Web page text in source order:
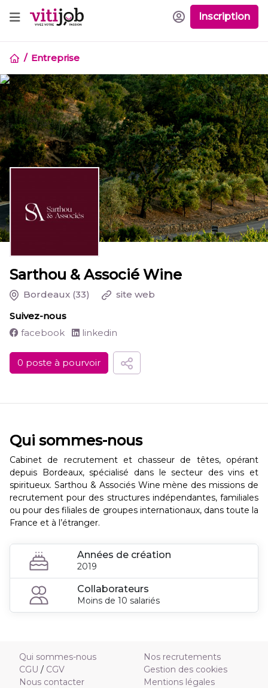
Inscription
Entreprise
Sarthou & Associé Wine
Bordeaux (33)
site web
Suivez-nous
facebook
linkedin
0 poste à pourvoir
Qui sommes-nous
Cabinet de recrutement et chasseur de têtes, opérant
depuis Bordeaux, spécialisé dans le secteur des vins et
spiritueux. Sarthou & Associés Wine mène des missions de
recrutement pour des structures indépendantes, familiales
ou pour des filiales de groupes internationaux, dans toute la
France et à l’étranger.
Années de création
2019
Collaborateurs
Moins de 10 salariés
Qui sommes-nous
CGU / CGV
Nous contacter
Nos recrutements
Gestion des cookies
Mentions légales